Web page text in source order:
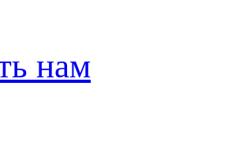
нам